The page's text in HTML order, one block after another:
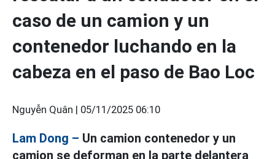
caso de un camion y un
contenedor luchando en la
cabeza en el paso de Bao Loc
Nguyễn Quân | 05/11/2025 06:10
Lam Dong – Un camion contenedor y un
camion se deforman en la parte delantera